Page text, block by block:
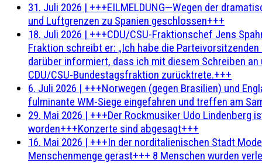
31. Juli 2026 | +++EILMELDUNG—Wegen der
und Luftgrenzen zu Spanien geschlossen+++
18. Juli 2026 | +++CDU/CSU-Fraktionschef Jens
Fraktion schreibt er: „Ich habe die
darüber informiert, dass ich mit diesem Schreiben
CDU/CSU-Bundestagsfraktion zurücktrete.+++
6. Juli 2026 | +++Norwegen (gegen Brasilien) und
fulminante WM-Siege eingefahren und treffen am
29. Mai 2026 | +++Der Rockmusiker Udo Lindenberg
worden+++Konzerte sind abgesagt+++
16. Mai 2026 | +++In der norditalienischen Stadt
Menschenmenge gerast+++ 8 Menschen wurden